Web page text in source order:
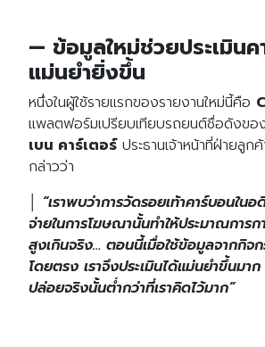
— ข้อมูลใหม่ช่วยประเมินค
แม่นยำยิ่งขึ้น
หนึ่งในผู้ใช้รายแรกของรายงานใหม่นี้คือ
แพลตฟอร์มเปรียบเทียบรถยนต์ชื่อดังข
เบน คาร์เตอร์ประธานเจ้าหน้าที่ฝ่ายลูก
กล่าวว่า
“เราพบว่าการวัดรอยเท้าคาร์บอนใน
จ่ายในการโฆษณานั้นทำให้ประมาณการ
สูงเกินจริง… ตอนนี้เมื่อใช้ข้อมูลจากกิจ
โดยตรง เราจึงประเมินได้แม่นยำขึ้นมา
ปล่อยจริงนั้นต่ำกว่าที่เราคิดไว้มาก”